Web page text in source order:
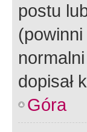
postu
dopisał
Góra